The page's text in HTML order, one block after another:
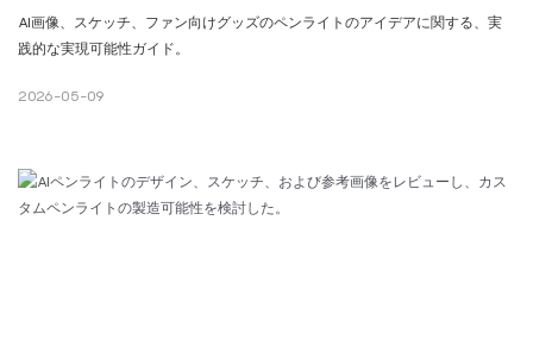
AI画像、スケッチ、ファン向けグッズのペンライトのアイデアに関する、実
践的な実現可能性ガイド。
2026-05-09